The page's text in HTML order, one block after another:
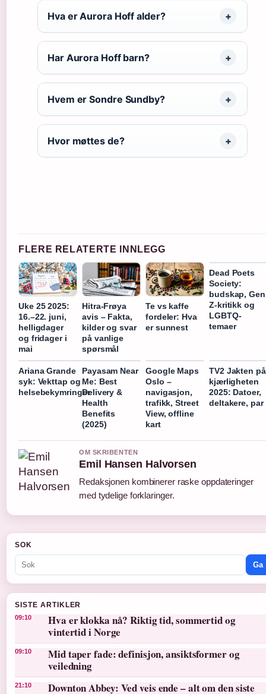
Hva er Aurora Hoff alder?
Har Aurora Hoff barn?
Hvem er Sondre Sundby?
Hvor møttes de?
FLERE RELATERTE INNLEGG
Uke 25 2025:
16.–22. juni,
helligdager
og fridager i
mai
Hitra-Frøya
avis – Fakta,
kilder og svar
på vanlige
spørsmål
Te vs kaffe
fordeler: Hva
er sunnest
Dead Poets
Society:
budskap, Gen
Z-kritikk og
LGBTQ-
temaer
Ariana Grande
syk: Vekttap og
helsebekymringer
Payasam Near
Me: Best
Delivery &
Health
Benefits
(2025)
Google Maps
Oslo –
navigasjon,
trafikk, Street
View, offline
kart
TV2 Jakten på
kjærligheten
2025: Datoer,
deltakere, par
OM SKRIBENTEN
Emil Hansen Halvorsen
Redaksjonen kombinerer raske oppdateringer
med tydelige forklaringer.
SOK
Ga
SISTE ARTIKLER
09:10
Hva er klokka nå? Riktig tid, sommertid og
vintertid i Norge
09:10
Mid taper fade: definisjon, ansiktsformer og
veiledning
21:10
Downton Abbey: Ved veis ende – alt om den siste